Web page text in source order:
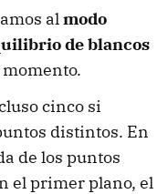
almodo
de blancos
cinco si
distintos. En
de los puntos
el primer plano, el